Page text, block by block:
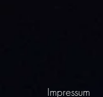
Impressum